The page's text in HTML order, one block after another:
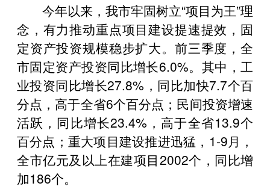
今年以来，我市牢固树立“项目为王”理
念，有力推动重点项目建设提速提效，固
定资产投资规模稳步扩大。前三季度，全
市固定资产投资同比增长6.0%。其中，工
业投资同比增长27.8%，同比加快7.7个百
分点，高于全省6个百分点；民间投资增速
活跃，同比增长23.4%，高于全省13.9个
百分点；重大项目建设推进迅猛，1-9月，
全市亿元及以上在建项目2002个，同比增
加186个。